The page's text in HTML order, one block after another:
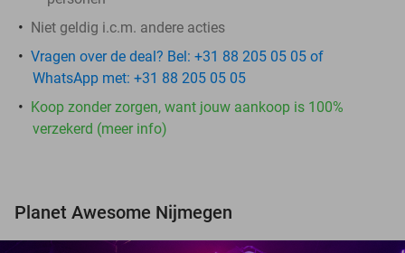
Niet geldig i.c.m. andere acties
Vragen over de deal? Bel: +31 88 205 05 05 of
WhatsApp met: +31 88 205 05 05
Koop zonder zorgen, want jouw aankoop is 100%
verzekerd (meer info)
Planet Awesome Nijmegen